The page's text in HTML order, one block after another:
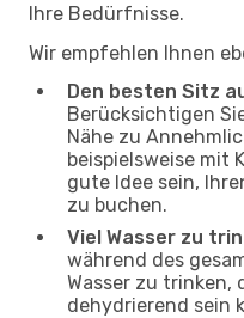
Ihre Bedürfnisse.
Wir empfehlen Ihnen
Den besten Sitz
Berücksichtigen
Nähe zu
beispielsweise mit
gute Idee sein,
zu buchen.
Viel Wasser zu
während des
Wasser zu trinken,
dehydrierend sein